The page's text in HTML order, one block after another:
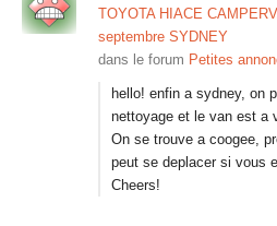
TOYOTA HIACE
septembre SYDNEY
dans le forum Petites
hello! enfin a sydney, on
nettoyage et le van est a
On se trouve a coogee,
peut se deplacer si vous
Cheers!